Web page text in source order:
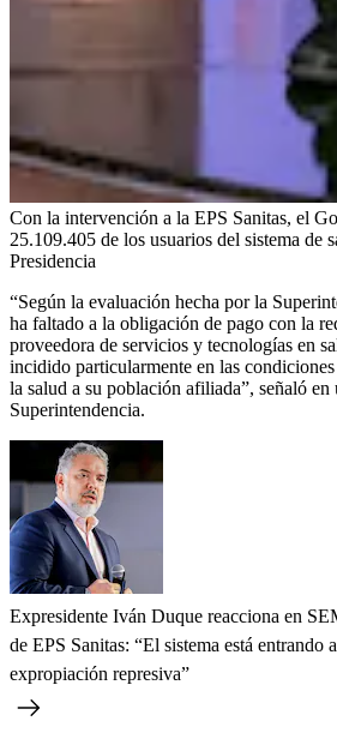
Con la intervención a la EPS Sanitas, el
25.109.405 de los usuarios del sistema de
Presidencia
“Según la evaluación hecha por la
ha faltado a la obligación de pago con la
proveedora de servicios y tecnologías en
incidido particularmente en las
la salud a su población afiliada”, señaló
Superintendencia.
Expresidente Iván Duque reacciona en
de EPS Sanitas: “El sistema está entrando
expropiación represiva”